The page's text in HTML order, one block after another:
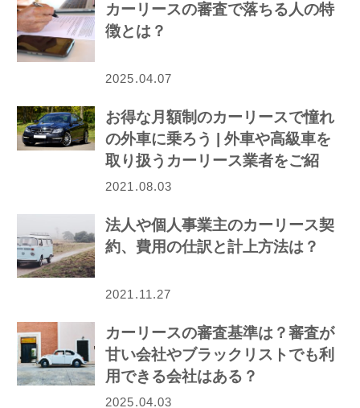
カーリースの審査で落ちる人の特
徴とは？
2025.04.07
お得な月額制のカーリースで憧れ
の外車に乗ろう | 外車や高級車を
取り扱うカーリース業者をご紹
介！
2021.08.03
法人や個人事業主のカーリース契
約、費用の仕訳と計上方法は？
2021.11.27
カーリースの審査基準は？審査が
甘い会社やブラックリストでも利
用できる会社はある？
2025.04.03